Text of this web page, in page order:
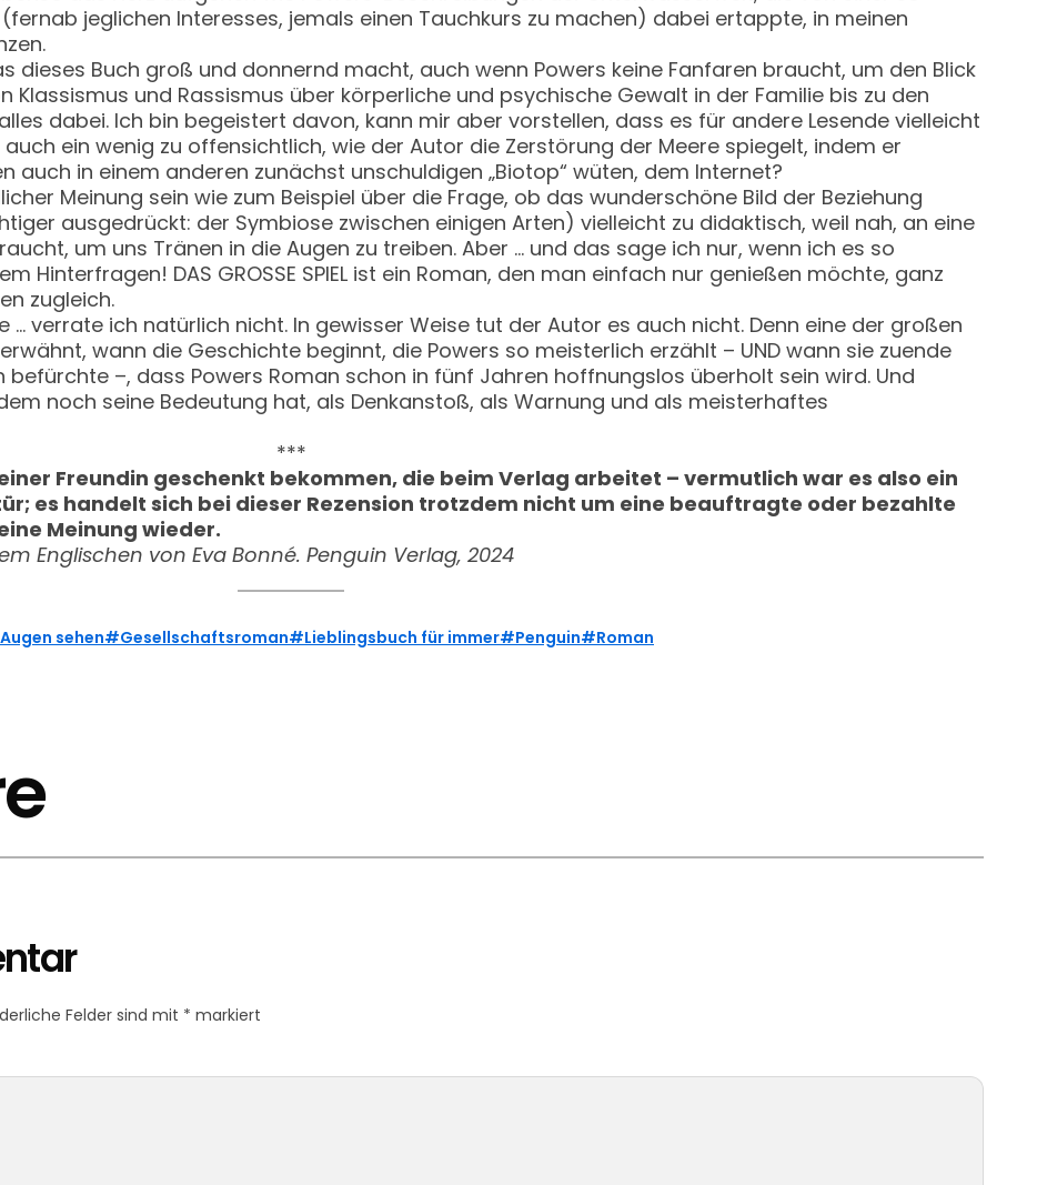
jeglichen Interesses, jemals einen Tauchkurs zu machen) dabei ertappte, in meinen
dieses Buch groß und donnernd macht, auch wenn Powers keine Fanfaren braucht, um den Blick
Klassismus und Rassismus über körperliche und psychische Gewalt in der Familie bis zu den
dabei. Ich bin begeistert davon, kann mir aber vorstellen, dass es für andere Lesende vielleicht
ein wenig zu offensichtlich, wie der Autor die Zerstörung der Meere spiegelt, indem er
auch in einem anderen zunächst unschuldigen „Biotop“ wüten, dem Internet?
Meinung sein wie zum Beispiel über die Frage, ob das wunderschöne Bild der Beziehung
ausgedrückt: der Symbiose zwischen einigen Arten) vielleicht zu didaktisch, weil nah, an eine
um uns Tränen in die Augen zu treiben. Aber … und das sage ich nur, wenn ich es so
Hinterfragen! DAS GROSSE SPIEL ist ein Roman, den man einfach nur genießen möchte, ganz
zugleich.
… verrate ich natürlich nicht. In gewisser Weise tut der Autor es auch nicht. Denn eine der großen
wann die Geschichte beginnt, die Powers so meisterlich erzählt – UND wann sie zuende
befürchte –, dass Powers Roman schon in fünf Jahren hoffnungslos überholt sein wird. Und
noch seine Bedeutung hat, als Denkanstoß, als Warnung und als meisterhaftes
***
Freundin geschenkt bekommen, die beim Verlag arbeitet – vermutlich war es also ein
es handelt sich bei dieser Rezension trotzdem nicht um eine beauftragte oder bezahlte
Meinung wieder.
Englischen von Eva Bonné. Penguin Verlag, 2024
sehen Gesellschaftsroman Lieblingsbuch für immer Penguin Roman
Felder sind mit * markiert